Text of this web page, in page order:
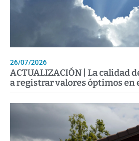
26/07/2026
ACTUALIZACIÓN | La calidad
a registrar valores óptimos